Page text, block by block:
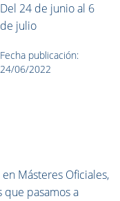
Del 24 de junio al 6
de julio
Fecha publicación:
24/06/2022
Másteres Oficiales,
que pasamos a